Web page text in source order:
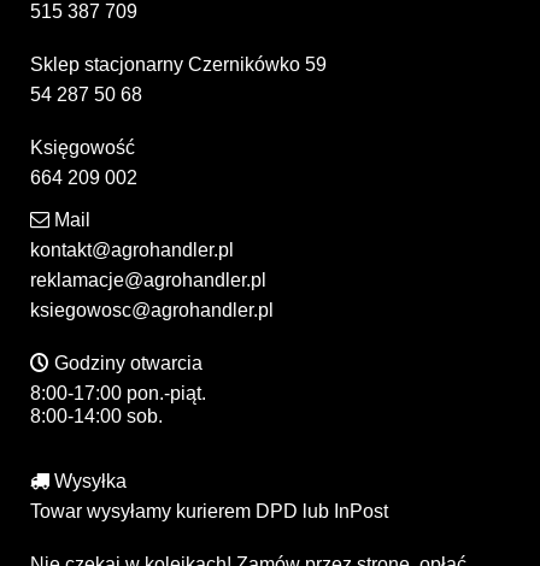
515 387 709
Sklep stacjonarny Czernikówko 59
54 287 50 68
Księgowość
664 209 002
Mail
kontakt@agrohandler.pl
reklamacje@agrohandler.pl
ksiegowosc@agrohandler.pl
Godziny otwarcia
8:00-17:00 pon.-piąt.
8:00-14:00 sob.
Wysyłka
Towar wysyłamy kurierem DPD lub InPost